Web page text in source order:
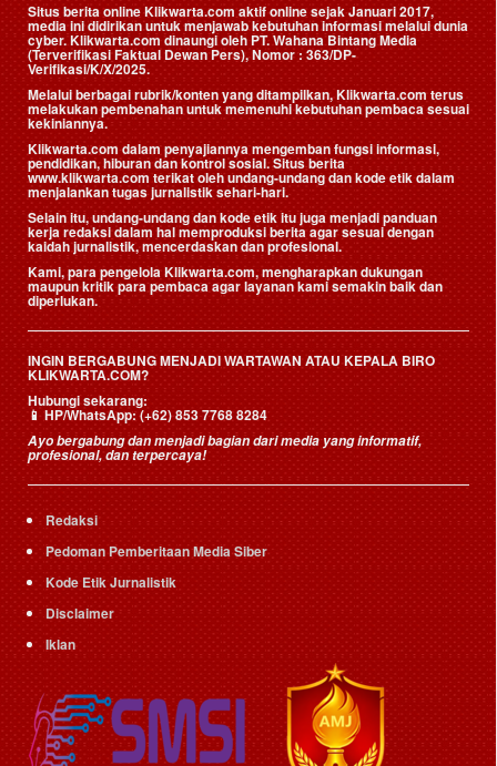
Situs berita online Klikwarta.com aktif online sejak Januari 2017,
media ini didirikan untuk menjawab kebutuhan informasi melalui dunia
cyber. Klikwarta.com dinaungi oleh PT. Wahana Bintang Media
(Terverifikasi Faktual Dewan Pers), Nomor : 363/DP-
Verifikasi/K/X/2025.
Melalui berbagai rubrik/konten yang ditampilkan, Klikwarta.com terus
melakukan pembenahan untuk memenuhi kebutuhan pembaca sesuai
kekiniannya.
Klikwarta.com dalam penyajiannya mengemban fungsi informasi,
pendidikan, hiburan dan kontrol sosial. Situs berita
www.klikwarta.com terikat oleh undang-undang dan kode etik dalam
menjalankan tugas jurnalistik sehari-hari.
Selain itu, undang-undang dan kode etik itu juga menjadi panduan
kerja redaksi dalam hal memproduksi berita agar sesuai dengan
kaidah jurnalistik, mencerdaskan dan profesional.
Kami, para pengelola Klikwarta.com, mengharapkan dukungan
maupun kritik para pembaca agar layanan kami semakin baik dan
diperlukan.
INGIN BERGABUNG MENJADI WARTAWAN ATAU KEPALA BIRO
KLIKWARTA.COM?
Hubungi sekarang:
📱HP/WhatsApp:(+62) 853 7768 8284
Ayo bergabung dan menjadi bagian dari media yang informatif,
profesional, dan terpercaya!
Redaksi
Pedoman Pemberitaan Media Siber
Kode Etik Jurnalistik
Disclaimer
Iklan